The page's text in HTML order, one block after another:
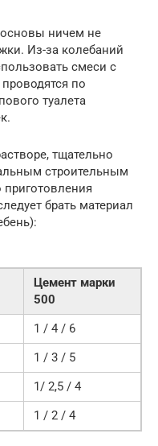
ничем не
Из-за колебаний
смеси с
по
туалета
тщательно
строительным
брать материал
Цемент марки
500
1 / 4 / 6
1 / 3 / 5
1/ 2,5 / 4
1 / 2 / 4